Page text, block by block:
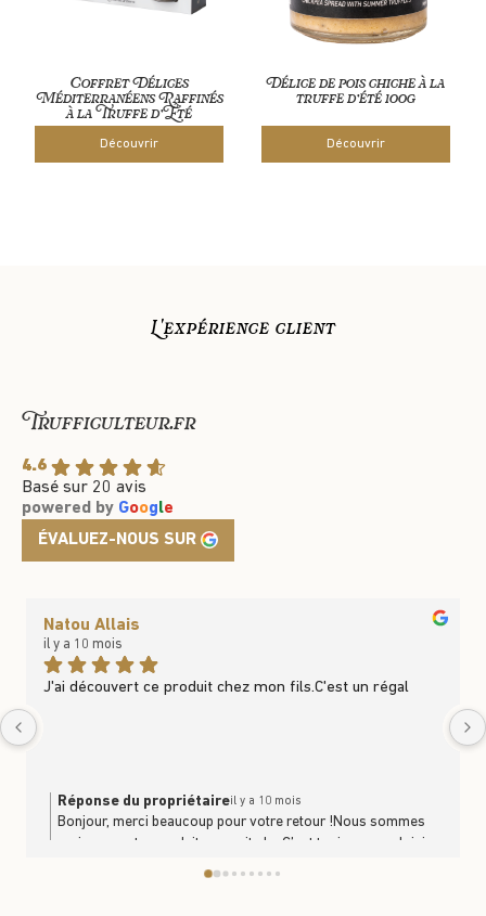
Coffret Délices
Méditerranéens Raffinés
à la Truffe d’Été
Découvrir
Délice de pois chiche à la
truffe d’été 100g
Découvrir
L'expérience client
Trufficulteur.fr
4.6
Basé sur 20 avis
powered by Google
ÉVALUEZ-NOUS SUR
Natou Allais
il y a 10 mois
J'ai découvert ce produit chez mon fils.C'est un régal
Réponse du propriétaireil y a 10 mois
Bonjour, merci beaucoup pour votre retour !Nous sommes
ravis que notre produit vous ait plu. C’est toujours un plaisir